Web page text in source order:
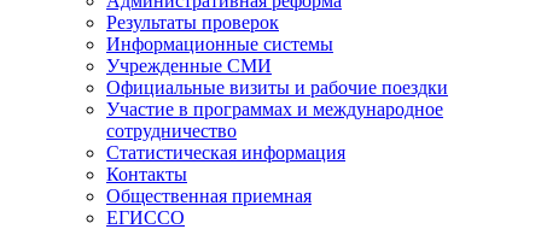
Результаты проверок
Информационные системы
Учрежденные СМИ
Официальные визиты и рабочие поездки
Участие в программах и международное
сотрудничество
Статистическая информация
Контакты
Общественная приемная
ЕГИССО